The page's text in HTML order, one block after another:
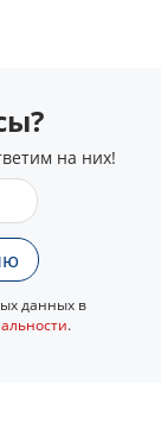
на них!
данных в
.